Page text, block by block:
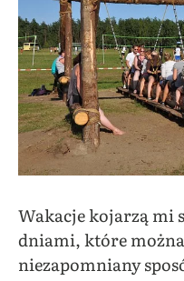
Wakacje kojarzą mi
dniami, które
niezapomniany